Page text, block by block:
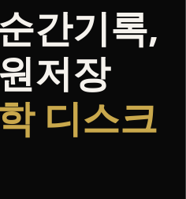
간기록,
저장
디스크